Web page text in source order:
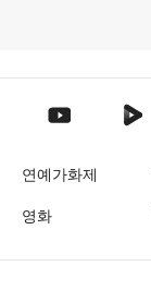
텐아시아 유튜브
텐
연예가화제
영화